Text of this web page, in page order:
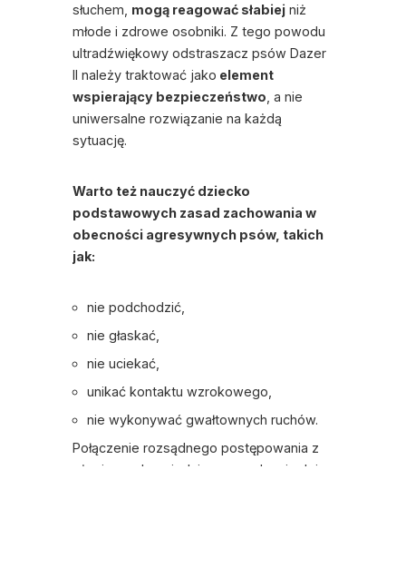
słuchem, mogą reagować słabiej niż
młode i zdrowe osobniki. Z tego powodu
ultradźwiękowy odstraszacz psów Dazer
II należy traktować jako element
wspierający bezpieczeństwo , a nie
uniwersalne rozwiązanie na każdą
sytuację.
Warto też nauczyć dziecko
podstawowych zasad zachowania w
obecności agresywnych psów, takich
jak:
nie podchodzić,
nie głaskać,
nie uciekać,
unikać kontaktu wzrokowego,
nie wykonywać gwałtownych ruchów.
Połączenie rozsądnego postępowania z
użyciem odpowiedniego urządzenia daje